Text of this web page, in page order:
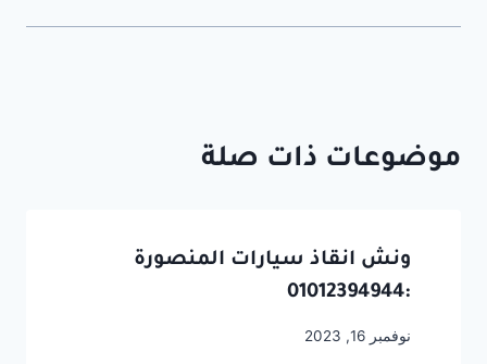
موضوعات ذات صلة
ونش انقاذ سيارات المنصورة
:01012394944
نوفمبر 16, 2023